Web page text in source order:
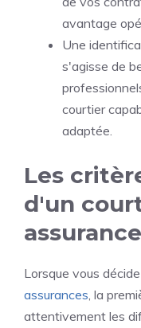
avantage
Une
s'agisse de
courtier
adaptée.
Les
d'un
Lorsque vous
assurances , la
attentivement les